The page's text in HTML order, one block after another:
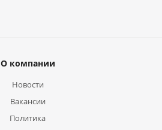
О компании
Новости
Вакансии
Политика